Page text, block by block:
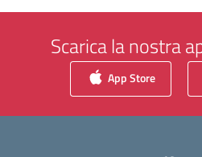
Scarica la nostra
App Store